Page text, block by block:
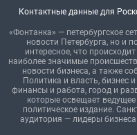
Контактные данные для
«Фонтанка» — петербургское
новости Петербурга, но и
интересное, что
наиболее значимые
новости бизнеса, а также
Политика и власть, бизнес
финансы и работа, город и
которые освещает ведущее
политическое издание.
аудитория — лидеры